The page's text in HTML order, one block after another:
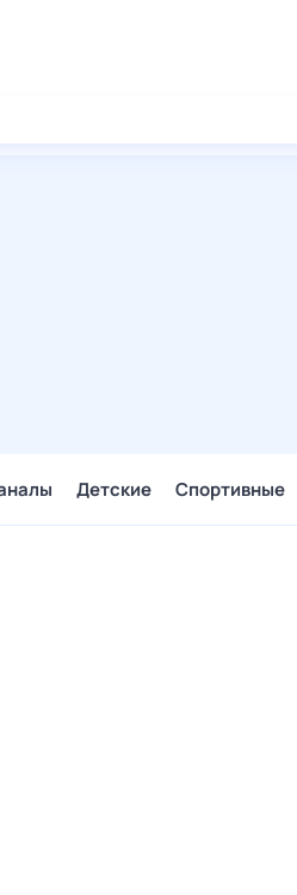
Детские Спортивные